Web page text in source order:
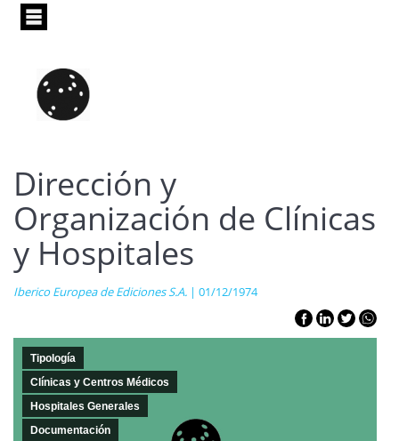
Pasar
principal
Dirección y
Organización de Clínicas
y Hospitales
Iberico Europea de Ediciones S.A. | 01/12/1974
Tipología
Clínicas y Centros Médicos
Hospitales Generales
Documentación